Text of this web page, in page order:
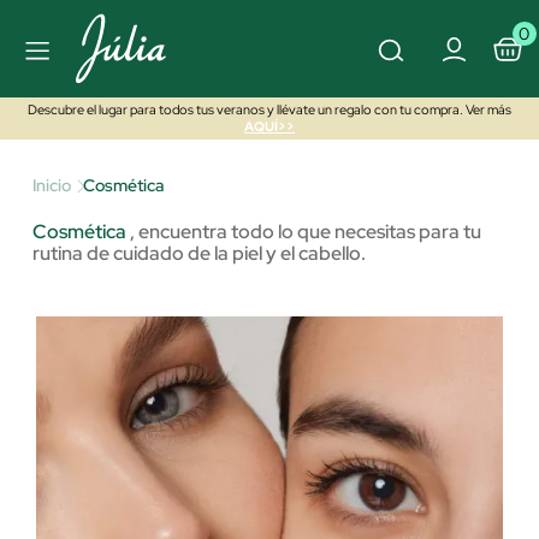
0
Descubre el lugar para todos tus veranos y llévate un regalo con tu compra. Ver más
AQUÍ>>
Inicio Cosmética
Cosmética ,encuentra todo lo que necesitas para tu
rutina de cuidado de la piel y el cabello.